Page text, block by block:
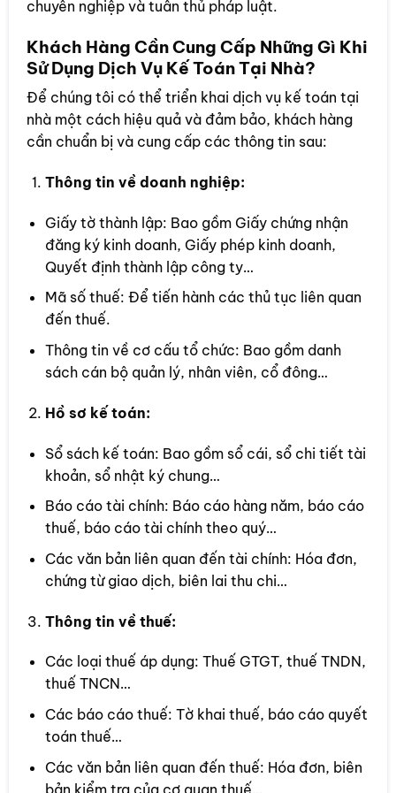
chuyên nghiệp và tuân thủ pháp luật.
Khách Hàng Cần Cung Cấp Những Gì Khi
Sử Dụng Dịch Vụ Kế Toán Tại Nhà?
Để chúng tôi có thể triển khai dịch vụ kế toán tại
nhà một cách hiệu quả và đảm bảo, khách hàng
cần chuẩn bị và cung cấp các thông tin sau:
Thông tin về doanh nghiệp:
Giấy tờ thành lập: Bao gồm Giấy chứng nhận
đăng ký kinh doanh, Giấy phép kinh doanh,
Quyết định thành lập công ty…
Mã số thuế: Để tiến hành các thủ tục liên quan
đến thuế.
Thông tin về cơ cấu tổ chức: Bao gồm danh
sách cán bộ quản lý, nhân viên, cổ đông…
Hồ sơ kế toán:
Sổ sách kế toán: Bao gồm sổ cái, sổ chi tiết tài
khoản, sổ nhật ký chung…
Báo cáo tài chính: Báo cáo hàng năm, báo cáo
thuế, báo cáo tài chính theo quý…
Các văn bản liên quan đến tài chính: Hóa đơn,
chứng từ giao dịch, biên lai thu chi…
Thông tin về thuế:
Các loại thuế áp dụng: Thuế GTGT, thuế TNDN,
thuế TNCN…
Các báo cáo thuế: Tờ khai thuế, báo cáo quyết
toán thuế…
Các văn bản liên quan đến thuế: Hóa đơn, biên
bản kiểm tra của cơ quan thuế…